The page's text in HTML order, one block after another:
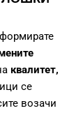
квалитет,
се
возачи